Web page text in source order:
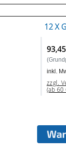
12 X
inkl.
zzgl.
(ab